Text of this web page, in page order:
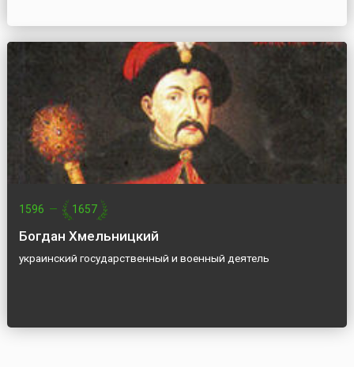
1596 — 1657
Богдан Хмельницкий
украинский государственный и военный деятель